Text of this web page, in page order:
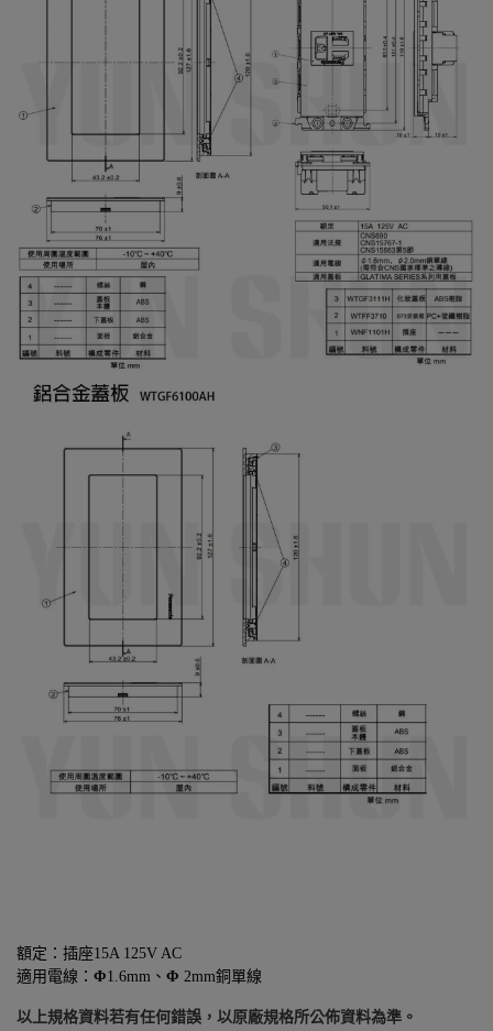
額定：插座15A 125V AC
適用電線： Φ1.6mm、 Φ 2mm銅單線
以上規格資料若有任何錯誤，以原廠規格所公佈資料為準。